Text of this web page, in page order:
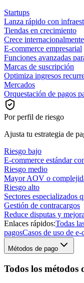
Startups
Lanza rápido con
Tiendas en crecimiento
Crece
E-commerce empresarial
Funciones avanzadas
Marcas de suscripción
Optimiza ingresos
Mercados
Orquestación de pagos
Por perfil de riesgo
Ajusta tu estrategia de
Riesgo bajo
E-commerce estándar
Riesgo medio
Mayor AOV o
Riesgo alto
Sectores especializados
Gestión de contracargos
Reduce disputas y
Enlaces rápidos:Todas
pagosCasos de uso de e-
Métodos de pago
Todos los métodos